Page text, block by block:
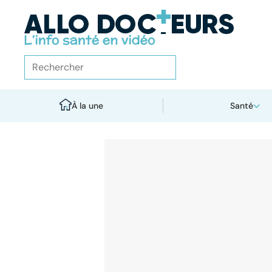
À la une Santé